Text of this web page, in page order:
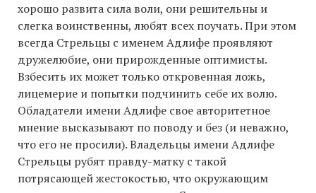
хорошо развита сила воли, они решительны и
слегка воинственны, любят всех поучать. При этом
всегда Стрельцы с именем Адлифе проявляют
дружелюбие, они прирожденные оптимисты.
Взбесить их может только откровенная ложь,
лицемерие и попытки подчинить себе их волю.
Обладатели имени Адлифе свое авторитетное
мнение высказывают по поводу и без (и неважно,
что его не просили). Владельцы имени Адлифе
Стрельцы рубят правду-матку с такой
потрясающей жестокостью, что окружающим